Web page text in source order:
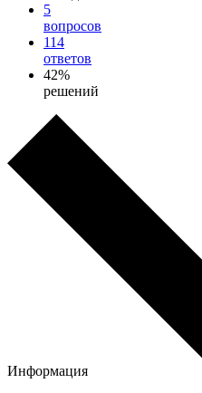
5
вопросов
114
ответов
42%
решений
Информация